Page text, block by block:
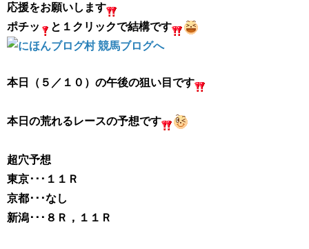
応援をお願いします
ポチッ
と１クリックで結構です
本日（５／１０）の午後の狙い目です
本日の荒れるレースの予想です
超穴予想
東京･･･１１Ｒ
京都･･･なし
新潟･･･８Ｒ，１１Ｒ